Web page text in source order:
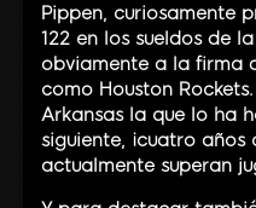
Pippen, curiosamente
122 en los sueldos de
obviamente a la firma
como Houston
Arkansas la que lo ha
siguiente, ¡cuatro
actualmente superan